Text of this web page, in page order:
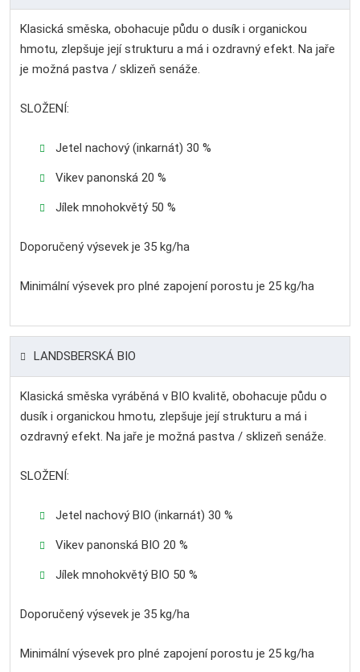
Klasická směska, obohacuje půdu o dusík i organickou
hmotu, zlepšuje její strukturu a má i ozdravný efekt. Na jaře
je možná pastva / sklizeň senáže.
SLOŽENÍ:
Jetel nachový (inkarnát) 30 %
Vikev panonská 20 %
Jílek mnohokvětý 50 %
Doporučený výsevek je 35 kg/ha
Minimální výsevek pro plné zapojení porostu je 25 kg/ha
LANDSBERSKÁ BIO
Klasická směska vyráběná v BIO kvalitě, obohacuje půdu o
dusík i organickou hmotu, zlepšuje její strukturu a má i
ozdravný efekt. Na jaře je možná pastva / sklizeň senáže.
SLOŽENÍ:
Jetel nachový BIO (inkarnát) 30 %
Vikev panonská BIO 20 %
Jílek mnohokvětý BIO 50 %
Doporučený výsevek je 35 kg/ha
Minimální výsevek pro plné zapojení porostu je 25 kg/ha